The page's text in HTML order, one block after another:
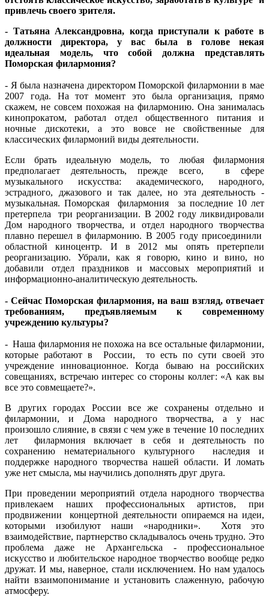
привлечь своего зрителя.
- Татьяна Александровна, когда приступали к работе в
должности директора, у вас была в голове некая
идеальная модель, что собой должна представлять
Поморская филармония?
- Я была назначена директором Поморской филармонии в мае
2007 года. На тот момент это была организация, прямо
скажем, не совсем похожая на филармонию. Она занималась
кинопрокатом, работал отдел общественного питания и
ночные дискотеки, а это вовсе не свойственные для
классических филармоний виды деятельности.
Если брать идеальную модель, то любая филармония
предполагает деятельность, прежде всего, в сфере
музыкального искусства: академического, народного,
эстрадного, джазового и так далее, но эта деятельность -
музыкальная. Поморская филармония за последние 10 лет
претерпела три реорганизации. В 2002 году ликвидировали
Дом народного творчества, и отдел народного творчества
плавно перешел в филармонию. В 2005 году присоединили
областной киноцентр. И в 2012 мы опять претерпели
реорганизацию. Убрали, как я говорю, кино и вино, но
добавили отдел праздников и массовых мероприятий и
информационно-аналитическую деятельность.
- Сейчас Поморская филармония, на ваш взгляд, отвечает
требованиям, предъявляемым к современному
учреждению культуры?
- Наша филармония не похожа на все остальные филармонии,
которые работают в России, то есть по сути своей это
учреждение инновационное. Когда бываю на российских
совещаниях, встречаю интерес со стороны коллег: «А как вы
все это совмещаете?».
В других городах России все же сохранены отдельно и
филармонии, и Дома народного творчества, а у нас
произошло слияние, в связи с чем уже в течение 10 последних
лет филармония включает в себя и деятельность по
сохранению нематериального культурного наследия и
поддержке народного творчества нашей области. И ломать
уже нет смысла, мы научились дополнять друг друга.
При проведении мероприятий отдела народного творчества
привлекаем наших профессиональных артистов, при
продвижении концертной деятельности опираемся на идеи,
которыми изобилуют наши «народники». Хотя это
взаимодействие, партнерство складывалось очень трудно. Это
проблема даже не Архангельска - профессиональное
искусство и любительское народное творчество вообще редко
дружат. И мы, наверное, стали исключением. Но нам удалось
найти взаимопонимание и установить слаженную, рабочую
атмосферу.